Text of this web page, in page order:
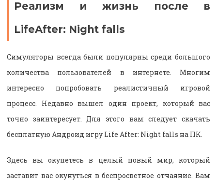
Реализм и жизнь после в
LifeAfter: Night falls
Симуляторы всегда были популярны среди большого
количества пользователей в интернете. Многим
интересно попробовать реалистичный игровой
процесс. Недавно вышел один проект, который вас
точно заинтересует. Для этого вам следует скачать
бесплатную Андроид игру Life After: Night falls на ПК.
Здесь вы окунетесь в целый новый мир, который
заставит вас окунуться в беспросветное отчаяние. Вам